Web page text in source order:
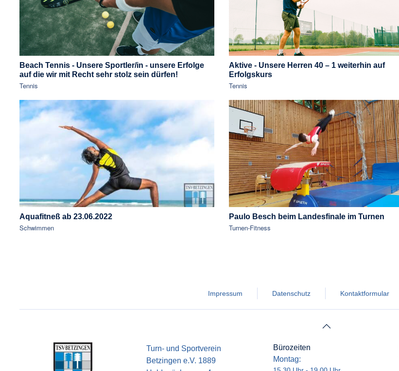
Beach Tennis - Unsere Sportler/in - unsere Erfolge
auf die wir mit Recht sehr stolz sein dürfen!
Tennis
Aktive - Unsere Herren 40 – 1 weiterhin auf
Erfolgskurs
Tennis
Aquafitneß ab 23.06.2022
Schwimmen
Paulo Besch beim Landesfinale im Turnen
Turnen-Fitness
Impressum Datenschutz Kontaktformular
Turn- und Sportverein
Betzingen e.V. 1889
Bürozeiten
Montag: